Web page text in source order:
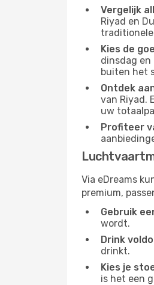
Vergelijk
Riyad en
Kies de
dinsdag en
buiten het
Ontdek
van Riyad.
uw
Profiteer
Via eDreams
premium,
Gebruik
wordt.
Drink
drinkt.
Kies je
is het een